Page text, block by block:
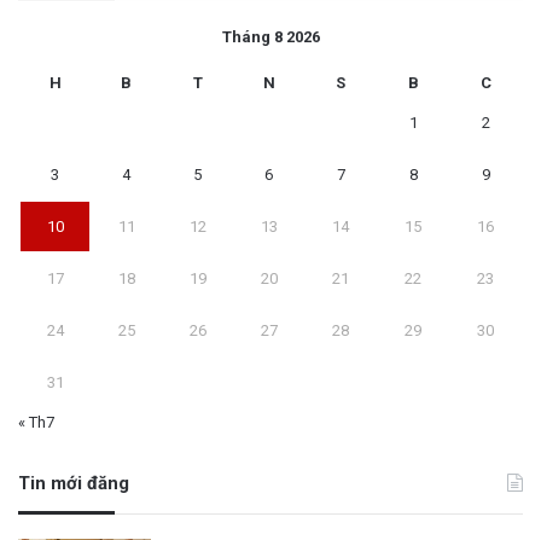
Tháng 8 2026
H B T N S B C
1 2
3 4 5 6 7 8 9
10 11 12 13 14 15 16
17 18 19 20 21 22 23
24 25 26 27 28 29 30
31
« Th7
Tin mới đăng